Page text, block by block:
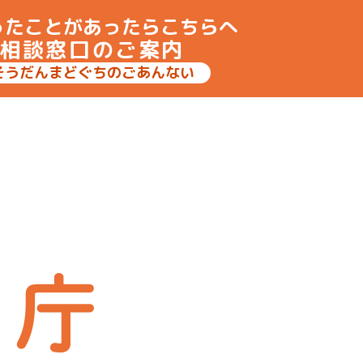
たことがあったらこちらへ
相談窓口のご案内
うだんまどぐちのごあんない